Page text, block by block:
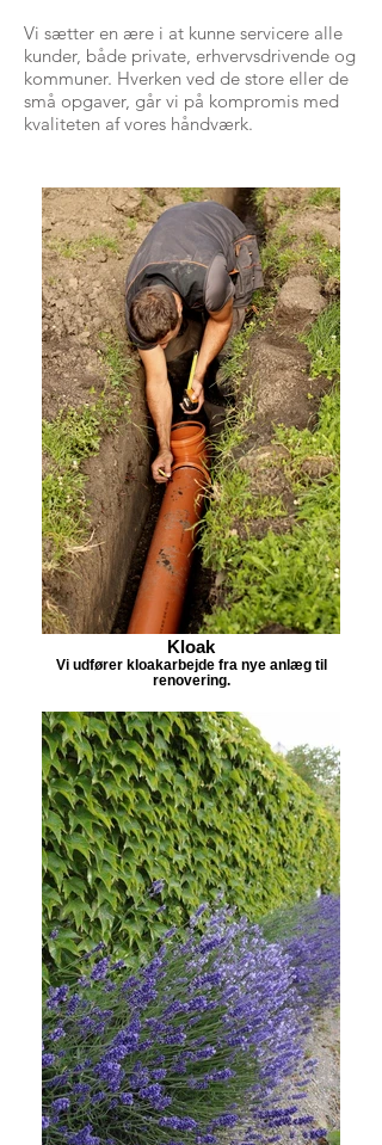
Kloak
Vi udfører kloakarbejde fra nye anlæg til
renovering.
Vi sætter en ære i at kunne servicere alle
kunder, både private, erhvervsdrivende og
kommuner. Hverken ved de store eller de
små opgaver, går vi på kompromis med
kvaliteten af vores håndværk.